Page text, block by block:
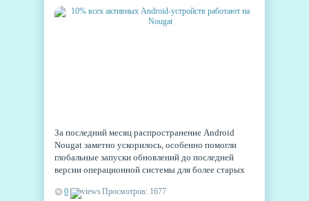
За последний месяц распространение Android
Nougat заметно ускорилось, особенно помогли
глобальные запуски обновлений до последней
версии операционной системы для более старых
доля Nougat выросла на 2.4% и составила 9.5% от
0 Просмотров: 1677